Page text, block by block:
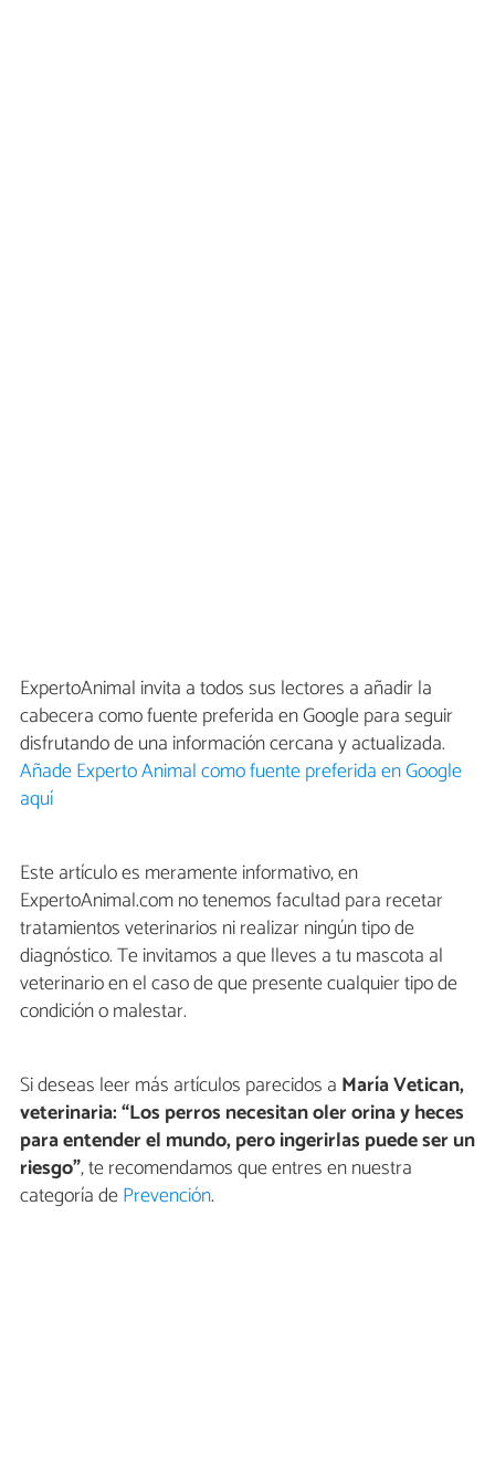
ExpertoAnimal invita a todos sus lectores a añadir la
cabecera como fuente preferida en Google para seguir
disfrutando de una información cercana y actualizada.
Añade Experto Animal como fuente preferida en Google
aquí
Este artículo es meramente informativo, en
ExpertoAnimal.com no tenemos facultad para recetar
tratamientos veterinarios ni realizar ningún tipo de
diagnóstico. Te invitamos a que lleves a tu mascota al
veterinario en el caso de que presente cualquier tipo de
condición o malestar.
Si deseas leer más artículos parecidos a María Vetican,
veterinaria: “Los perros necesitan oler orina y heces
para entender el mundo, pero ingerirlas puede ser un
riesgo”, te recomendamos que entres en nuestra
categoría dePrevención.